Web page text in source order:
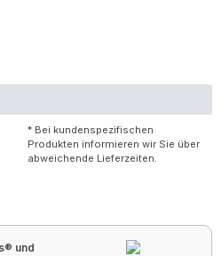
* Bei kundenspezifischen
Produkten informieren wir Sie über
abweichende Lieferzeiten.
und